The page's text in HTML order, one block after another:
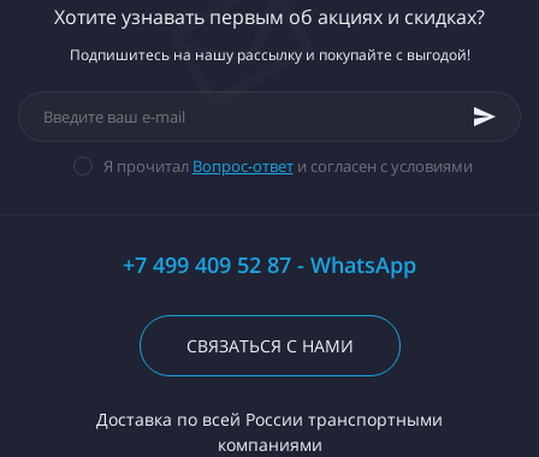
Хотите узнавать первым об акциях и скидках?
Подпишитесь на нашу рассылку и покупайте с выгодой!
Я прочитал Вопрос-ответи согласен с условиями
+7 499 409 52 87 - WhatsApp
СВЯЗАТЬСЯ С НАМИ
Доставка по всей России транспортными
компаниями